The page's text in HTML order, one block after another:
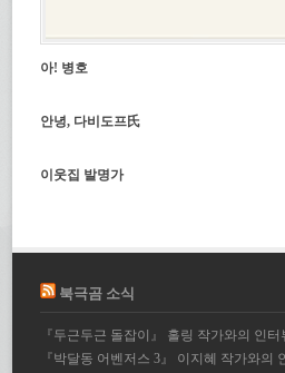
아! 병호
안녕, 다비도프氏
이웃집 발명가
북극곰 소식
『두근두근 돌잡이』 홀링 작가와의 인터
『박달동 어벤저스 3』 이지혜 작가와의